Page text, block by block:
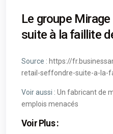
Le groupe
suite à la faillite
Source : https://
retail-seffondre-suite-a-la-
Voir aussi : Un fabricant de
emplois menacés
Voir Plus :